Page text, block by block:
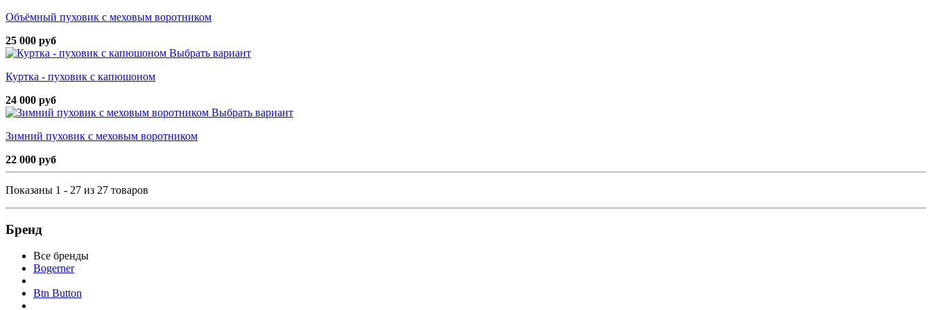
Объёмный пуховик с меховым воротником
25 000 руб
Выбрать вариант
Куртка - пуховик с капюшоном
24 000 руб
Выбрать вариант
Зимний пуховик с меховым воротником
22 000 руб
Показаны 1 - 27 из 27 товаров
Бренд
Все бренды
Bogerner
Btn Button